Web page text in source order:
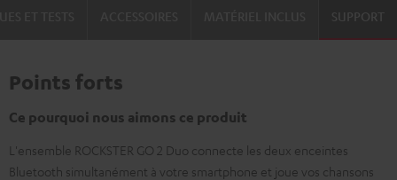
SUPPORT
Points forts
Ce pourquoi nous aimons ce produit
L'ensemble ROCKSTER GO 2 Duo connecte les deux enceintes
Bluetooth simultanément à votre smartphone et joue vos chansons